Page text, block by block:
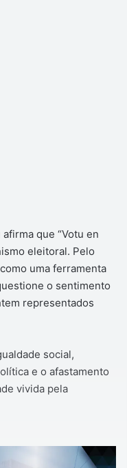
que “Votu en
eleitoral. Pelo
uma ferramenta
o sentimento
representados
social,
e o afastamento
vivida pela